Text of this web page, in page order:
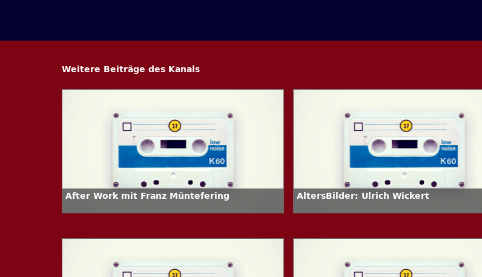
Weitere Beiträge des Kanals
After Work mit Franz Müntefering AltersBilder: Ulrich Wickert